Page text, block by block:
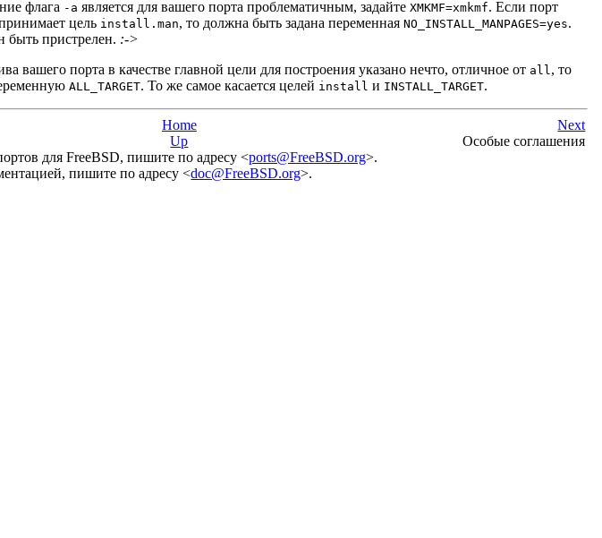
флага -a является для вашего порта проблематичным, задайтеXMKMF=xmkmf. Если порт
цель install.man, то должна быть задана переменнаяNO_INSTALL_MANPAGES=yes.
быть пристрелен. :->
вашего порта в качестве главной цели для построения указано нечто, отличное от all , то
ALL_TARGET. То же самое касается целей install и INSTALL_TARGET.
Home
Next
Up
Особые соглашения
для FreeBSD, пишите по адресу <ports@FreeBSD.org>.
пишите по адресу <doc@FreeBSD.org>.